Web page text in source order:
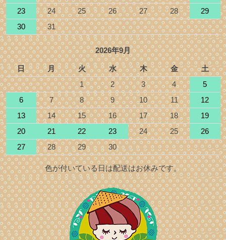
23
24 25 26 27 28
29
30
31
2026年9月
日 月 火 水 木 金
土
1
2 3 4
5
6
7 8 9 10 11
12
13
14 15 16 17 18
19
20
21 22 23 24 25
26
27
28 29 30
色が付いている日は配送はお休みです。